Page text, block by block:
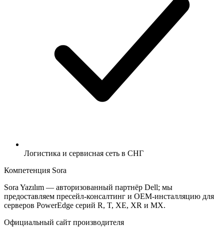
Логистика и сервисная сеть в СНГ
Компетенция Sora
Sora Yazılım — авторизованный партнёр Dell; мы
предоставляем пресейл-консалтинг и OEM-инсталляцию для
серверов PowerEdge серий R, T, XE, XR и MX.
Официальный сайт производителя